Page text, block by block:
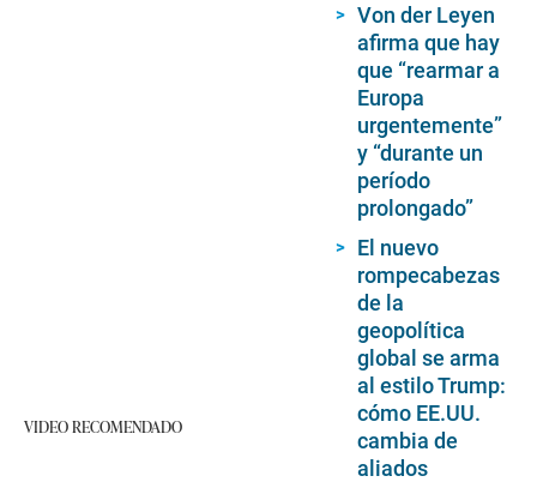
VIDEO RECOMENDADO
Von der Leyen
afirma que hay
que “rearmar a
Europa
urgentemente”
y “durante un
período
prolongado”
El nuevo
rompecabezas
de la
geopolítica
global se arma
al estilo Trump:
cómo EE.UU.
cambia de
aliados